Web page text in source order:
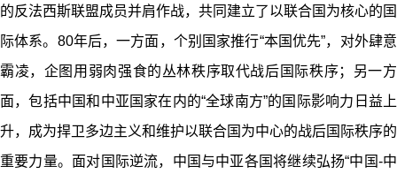
的反法西斯联盟成员并肩作战，共同建立了以联合国为核心的国
际体系。80年后，一方面，个别国家推行“本国优先”，对外肆意
霸凌，企图用弱肉强食的丛林秩序取代战后国际秩序；另一方
面，包括中国和中亚国家在内的“全球南方”的国际影响力日益上
升，成为捍卫多边主义和维护以联合国为中心的战后国际秩序的
重要力量。面对国际逆流，中国与中亚各国将继续弘扬“中国-中